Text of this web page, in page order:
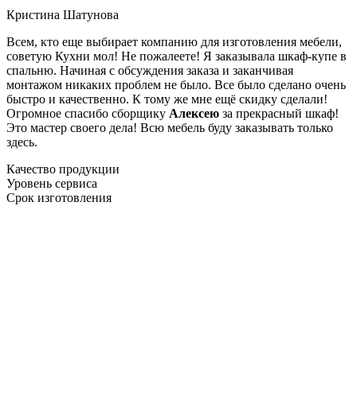
Кристина Шатунова
Всем, кто еще выбирает компанию для изготовления мебели,
советую Кухни мол! Не пожалеете! Я заказывала шкаф-купе в
спальню. Начиная с обсуждения заказа и заканчивая
монтажом никаких проблем не было. Все было сделано очень
быстро и качественно. К тому же мне ещё скидку сделали!
Огромное спасибо сборщику Алексею за прекрасный шкаф!
Это мастер своего дела! Всю мебель буду заказывать только
здесь.
Качество продукции
Уровень сервиса
Срок изготовления